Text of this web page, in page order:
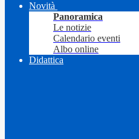
Novità
Panoramica
Le notizie
Calendario eventi
Albo online
Didattica